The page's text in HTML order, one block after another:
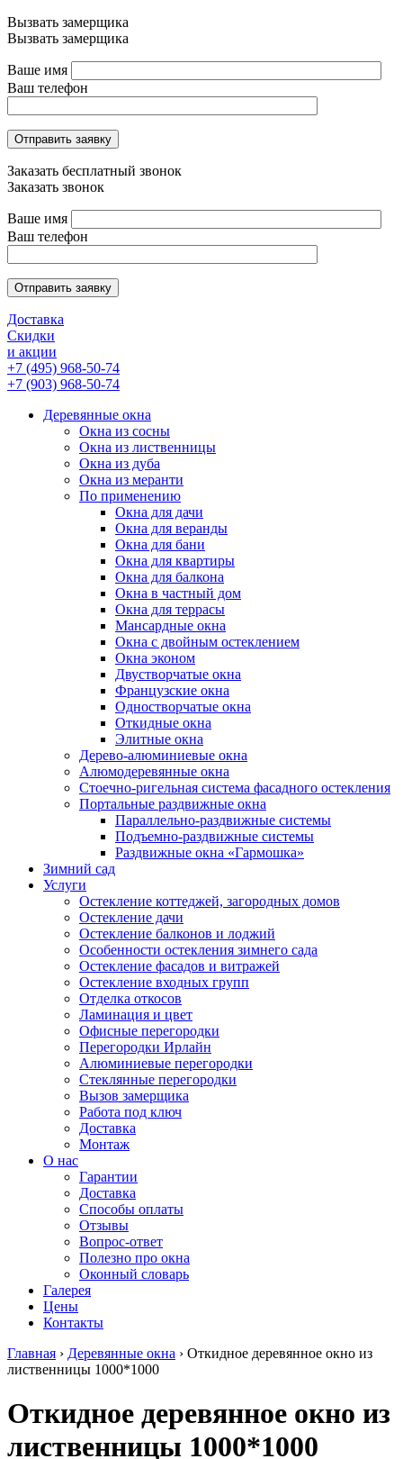
Вызвать замерщика
Вызвать замерщика
Ваше имя
Ваш телефон
Отправить заявку
Заказать бесплатный звонок
Заказать звонок
Ваше имя
Ваш телефон
Отправить заявку
Доставка
Скидки
и акции
+7 (495) 968-50-74
+7 (903) 968-50-74
Деревянные окна
Окна из сосны
Окна из лиственницы
Окна из дуба
Окна из меранти
По применению
Окна для дачи
Окна для веранды
Окна для бани
Окна для квартиры
Окна для балкона
Окна в частный дом
Окна для террасы
Мансардные окна
Окна с двойным остеклением
Окна эконом
Двустворчатые окна
Французские окна
Одностворчатые окна
Откидные окна
Элитные окна
Дерево-алюминиевые окна
Алюмодеревянные окна
Стоечно-ригельная система фасадного остекления
Портальные раздвижные окна
Параллельно-раздвижные системы
Подъемно-раздвижные системы
Раздвижные окна «Гармошка»
Зимний сад
Услуги
Остекление коттеджей, загородных домов
Остекление дачи
Остекление балконов и лоджий
Особенности остекления зимнего сада
Остекление фасадов и витражей
Остекление входных групп
Отделка откосов
Ламинация и цвет
Офисные перегородки
Перегородки Ирлайн
Алюминиевые перегородки
Стеклянные перегородки
Вызов замерщика
Работа под ключ
Доставка
Монтаж
О нас
Гарантии
Доставка
Способы оплаты
Отзывы
Вопрос-ответ
Полезно про окна
Оконный словарь
Галерея
Цены
Контакты
Главная › Деревянные окна › Откидное деревянное окно из
лиственницы 1000*1000
Откидное деревянное окно из
лиственницы 1000*1000